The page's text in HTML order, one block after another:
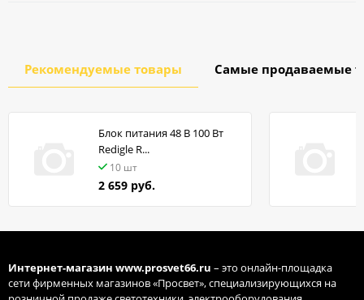
Рекомендуемые товары Самые продаваемые
Блок питания 48 В 100 Вт
Redigle R...
10 шт
2 659 руб.
Интернет-магазин www.prosvet66.ru – это онлайн-площадка
сети фирменных магазинов «Просвет», специализирующихся на